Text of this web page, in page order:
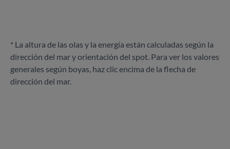
* La altura de las olas y la energía están calculadas según la
dirección del mar y orientación del spot. Para ver los valores
generales según boyas, haz clic encima de la flecha de
dirección del mar.